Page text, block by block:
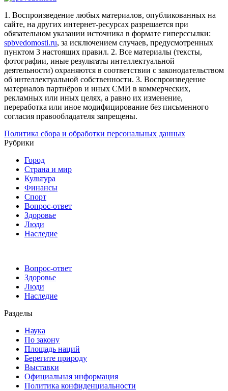
1. Воспроизведение любых материалов, опубликованных на
сайте, на других интернет-ресурсах разрешается при
обязательном указании источника в формате гиперссылки:
spbvedomosti.ru, за исключением случаев, предусмотренных
пунктом 3 настоящих правил. 2. Все материалы (тексты,
фотографии, иные результаты интеллектуальной
деятельности) охраняются в соответствии с законодательством
об интеллектуальной собственности. 3. Воспроизведение
материалов партнёров и иных СМИ в коммерческих,
рекламных или иных целях, а равно их изменение,
переработка или иное модифицирование без письменного
согласия правообладателя запрещены.
Политика сбора и обработки персональных данных
Рубрики
Город
Страна и мир
Культура
Финансы
Спорт
Вопрос-ответ
Здоровье
Люди
Наследие
Вопрос-ответ
Здоровье
Люди
Наследие
Разделы
Наука
По закону
Площадь наций
Берегите природу
Выставки
Официальная информация
Политика конфиденциальности